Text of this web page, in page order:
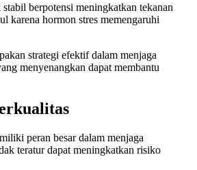
berpotensi meningkatkan tekanan
karena hormon stres memengaruhi
strategi efektif dalam menjaga
menyenangkan dapat membantu
peran besar dalam menjaga
teratur dapat meningkatkan risiko